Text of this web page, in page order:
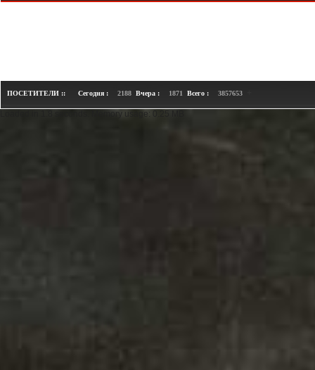
ПОСЕТИТЕЛИ :: Сегодня : 2188 Вчера : 1871 Всего : 3857653
Loaded in 1.8 seconds. Memory usage: 0.25 MB